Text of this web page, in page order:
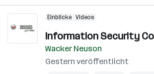
Einblicke Videos
Information Security
Wacker Neuson
Gestern veröffentlicht